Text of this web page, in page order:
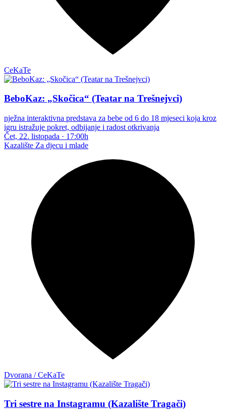
CeKaTe
BeboKaz: „Skočica“ (Teatar na Trešnejvci)
nježna interaktivna predstava za bebe od 6 do 18 mjeseci koja kroz
igru istražuje pokret, odbijanje i radost otkrivanja
Čet, 22. listopada · 17:00h
Kazalište Za djecu i mlade
Dvorana / CeKaTe
Tri sestre na Instagramu (Kazalište Tragači)